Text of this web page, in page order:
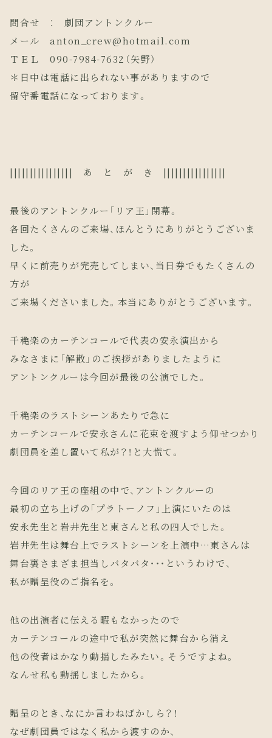
問合せ ： 劇団アントンクルー
メール anton_crew@hotmail.com
ＴＥＬ 090-7984-7632（矢野）
＊日中は電話に出られない事がありますので
留守番電話になっております。
|||||||||||||||| あ と が き ||||||||||||||||
最後のアントンクルー「リア王」閉幕。
各回たくさんのご来場、ほんとうにありがとうございま
した。
早くに前売りが完売してしまい、当日券でもたくさんの
方が
ご来場くださいました。本当にありがとうございます。
千穐楽のカーテンコールで代表の安永演出から
みなさまに「解散」のご挨拶がありましたように
アントンクルーは今回が最後の公演でした。
千穐楽のラストシーンあたりで急に
カーテンコールで安永さんに花束を渡すよう仰せつかり
劇団員を差し置いて私が？！と大慌て。
今回のリア王の座組の中で、アントンクルーの
最初の立ち上げの「プラトーノフ」上演にいたのは
安永先生と岩井先生と東さんと私の四人でした。
岩井先生は舞台上でラストシーンを上演中…東さんは
舞台裏さまざま担当しバタバタ・・・というわけで、
私が贈呈役のご指名を。
他の出演者に伝える暇もなかったので
カーテンコールの途中で私が突然に舞台から消え
他の役者はかなり動揺したみたい。そうですよね。
なんせ私も動揺しましたから。
贈呈のとき、なにか言わねばかしら？！
なぜ劇団員ではなく私から渡すのか、